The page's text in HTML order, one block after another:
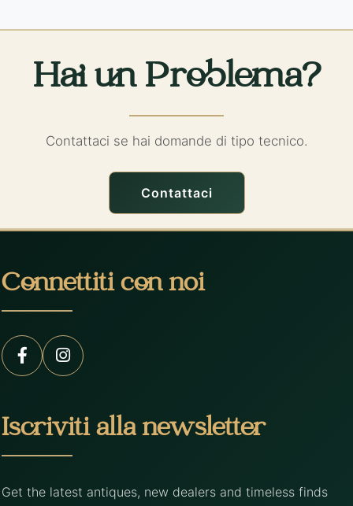
Hai un Problema?
Contattaci se hai domande di tipo tecnico.
Contattaci
Connettiti con noi
Iscriviti alla newsletter
Get the latest antiques, new dealers and timeless finds